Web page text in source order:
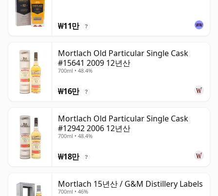
₩11만 ?
Mortlach Old Particular Single Cask
#15641 2009 12년산
700ml • 48.4%
₩16만 ?
Mortlach Old Particular Single Cask
#12942 2006 12년산
700ml • 48.4%
₩18만 ?
Mortlach 15년산 / G&M Distillery Labels
700ml • 46%